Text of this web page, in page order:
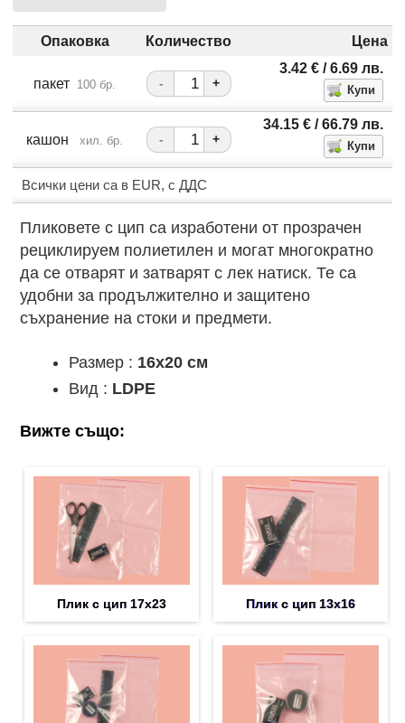
Опаковка Количество Цена
пакет 100 бр. - +
3.42 €/ 6.69 лв.
кашон хил. бр. - +
34.15 €/ 66.79 лв.
Всички цени са в EUR, с ДДС
Пликовете с цип са изработени от прозрачен
рециклируем полиетилен и могат многократно
да се отварят и затварят с лек натиск. Те са
удобни за продължително и защитено
съхранение на стоки и предмети.
Размер : 16x20 см
Вид : LDPE
Вижте също:
Плик с цип 17х23 Плик с цип 13х16